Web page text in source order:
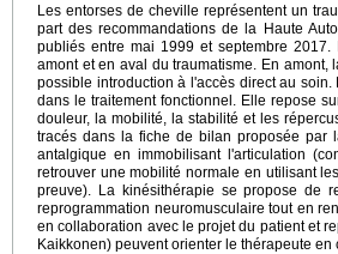
Les entorses de cheville représentent un
part des recommandations de la Haute
publiés entre mai 1999 et septembre
amont et en aval du traumatisme. En
possible introduction à l'accès direct au
dans le traitement fonctionnel. Elle repose
douleur, la mobilité, la stabilité et les
tracés dans la fiche de bilan proposée par
antalgique en immobilisant l'articulation
retrouver une mobilité normale en utilisant
preuve). La kinésithérapie se propose de
reprogrammation neuromusculaire tout en
en collaboration avec le projet du patient et
Kaikkonen) peuvent orienter le thérapeute en